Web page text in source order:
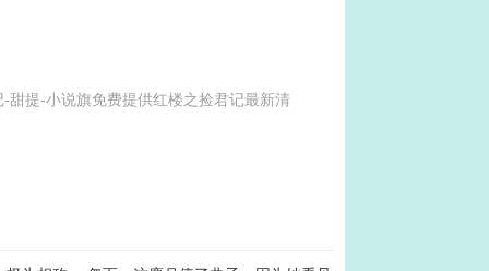
提-小说旗免费提供红楼之捡君记最新清